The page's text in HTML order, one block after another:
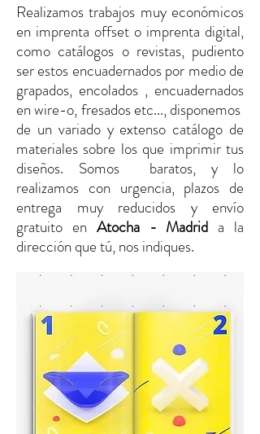
Realizamos trabajos muy económicos
en imprenta offset o imprenta digital,
como catálogos o revistas, pudiento
ser estos encuadernados por medio de
grapados, encolados , encuadernados
en wire-o, fresados etc..., disponemos
de un variado y extenso catálogo de
materiales sobre los que imprimir tus
diseños. Somos baratos, y lo
realizamos con urgencia, plazos de
entrega muy reducidos y envío
gratuito en Atocha - Madrid a la
dirección que tú, nos indiques.